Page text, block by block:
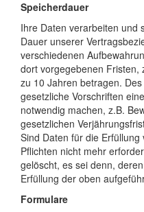
Speicherdauer
Ihre Daten verarbeiten und
Dauer unserer
verschiedenen
dort vorgegebenen Fristen,
zu 10 Jahren betragen.
gesetzliche Vorschriften
notwendig machen, z.B.
gesetzlichen
Sind Daten für die
Pflichten nicht mehr
gelöscht, es sei denn,
Erfüllung der oben
Formulare